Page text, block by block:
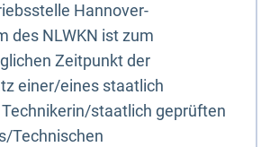
Hannover-
des NLWKN ist zum
Zeitpunkt der
einer/eines staatlich
staatlich geprüften
Technischen